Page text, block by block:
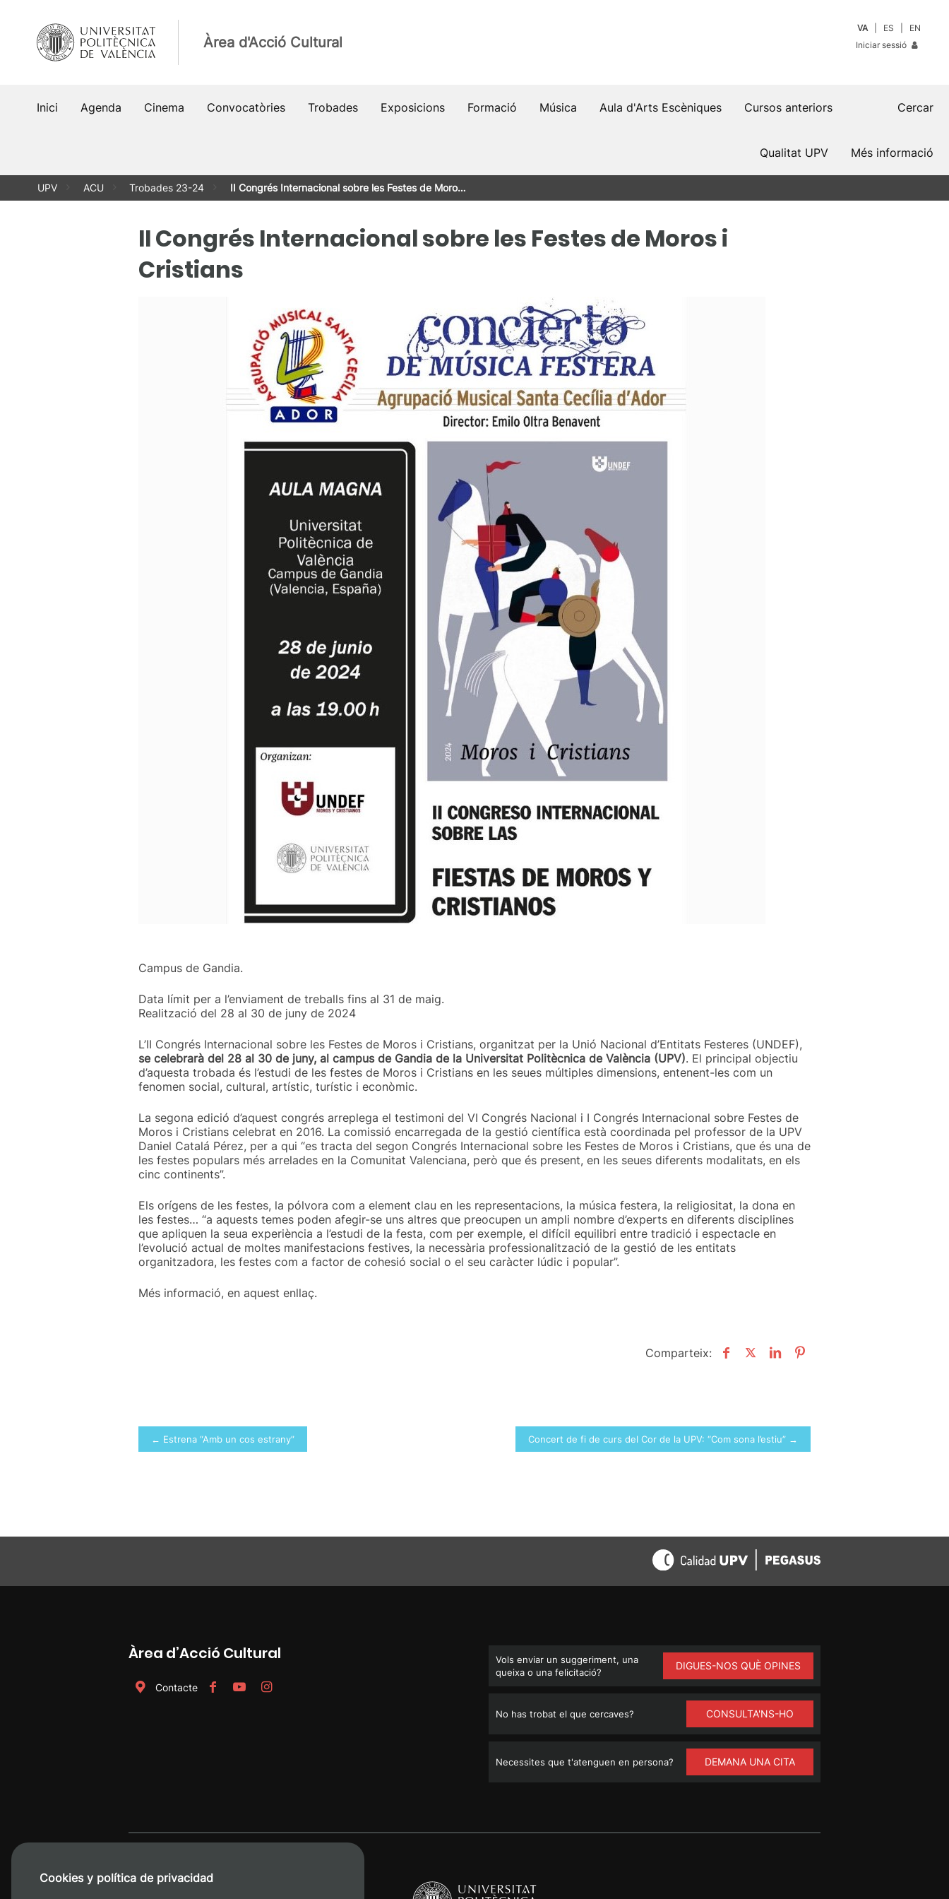
contingut
Àrea d'Acció Cultural
VA ES
EN
Iniciar sessió
Inici Agenda Cinema Convocatòries Trobades Exposicions Formació Música Aula d'Arts Escèniques Cursos anteriors Cercar
Més informació
Qualitat UPV
UPV ACU Trobades 23-24 II Congrés Internacional sobre les Festes de Moro…
II Congrés Internacional sobre les Festes de Moros i
Cristians
Campus de Gandia.
Data límit per a l’enviament de treballs fins al 31 de maig.
Realització del 28 al 30 de juny de 2024
L’II Congrés Internacional sobre les Festes de Moros i Cristians, organitzat per la Unió Nacional d’Entitats Festeres (UNDEF),
se celebrarà del 28 al 30 de juny, al campus de Gandia de la Universitat Politècnica de València (UPV). El principal objectiu
d’aquesta trobada és l’estudi de les festes de Moros i Cristians en les seues múltiples dimensions, entenent-les com un
fenomen social, cultural, artístic, turístic i econòmic.
La segona edició d’aquest congrés arreplega el testimoni del VI Congrés Nacional i I Congrés Internacional sobre Festes de
Moros i Cristians celebrat en 2016. La comissió encarregada de la gestió científica està coordinada pel professor de la UPV
Daniel Catalá Pérez, per a qui “es tracta del segon Congrés Internacional sobre les Festes de Moros i Cristians, que és una de
les festes populars més arrelades en la Comunitat Valenciana, però que és present, en les seues diferents modalitats, en els
cinc continents”.
Els orígens de les festes, la pólvora com a element clau en les representacions, la música festera, la religiositat, la dona en
les festes… “a aquests temes poden afegir-se uns altres que preocupen un ampli nombre d’experts en diferents disciplines
que apliquen la seua experiència a l’estudi de la festa, com per exemple, el difícil equilibri entre tradició i espectacle en
l’evolució actual de moltes manifestacions festives, la necessària professionalització de la gestió de les entitats
organitzadora, les festes com a factor de cohesió social o el seu caràcter lúdic i popular”.
Més informació, en aquest enllaç.
Comparteix:
Navegació
d'entrades
← Estrena “Amb un cos estrany” Concert de fi de curs del Cor de la UPV: “Com sona l’estiu” →
Àrea d’Acció Cultural
Contacte
Vols enviar un suggeriment, una
queixa o una felicitació?
DIGUES-NOS QUÈ OPINES
No has trobat el que cercaves? CONSULTA'NS-HO
Necessites que t'atenguen en persona? DEMANA UNA CITA
Cookies y política de privacidad